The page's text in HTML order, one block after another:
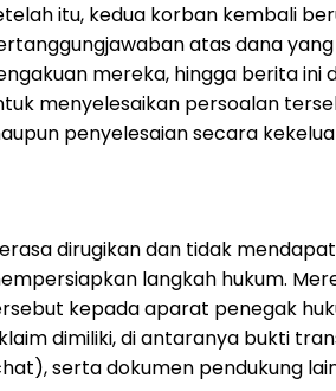
itu, kedua korban kembali
atas dana
mereka, hingga berita ini
menyelesaikan persoalan
penyelesaian secara
dirugikan dan tidak
langkah hukum.
kepada aparat penegak
dimiliki, di antaranya bukti
serta dokumen pendukung